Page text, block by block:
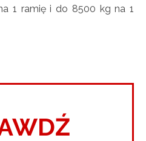
1 ramię i do 8500 kg na 1